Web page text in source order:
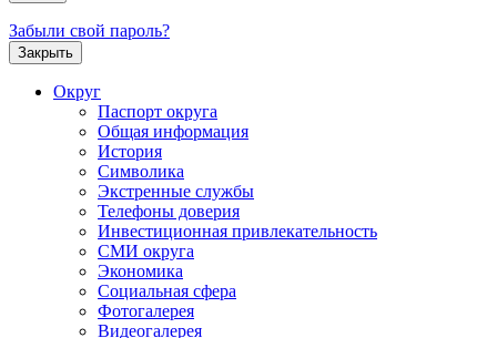
Забыли свой пароль?
Закрыть
Округ
Паспорт округа
Общая информация
История
Символика
Экстренные службы
Телефоны доверия
Инвестиционная привлекательность
СМИ округа
Экономика
Социальная сфера
Фотогалерея
Видеогалерея